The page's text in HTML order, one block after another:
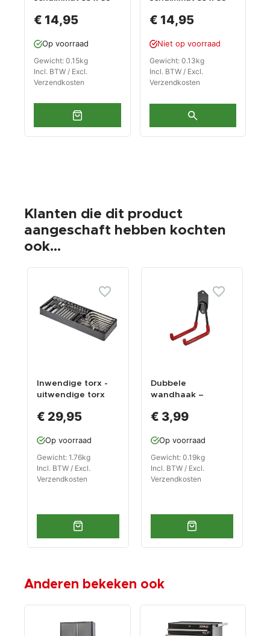
voor
n – 24 vakken
€ 14,95
Op voorraad
Gewicht: 0.15kg
Incl. BTW / Excl.
Verzendkosten
voor
n – 6 vakken.
€ 14,95
Niet op voorraad
Gewicht: 0.13kg
Incl. BTW / Excl.
Verzendkosten
Klanten die dit product
aangeschaft hebben kochten
ook...
Inwendige torx -
uitwendige torx
set 52 delig in
voor
en
€ 29,95
Op voorraad
Gewicht: 1.76kg
Incl. BTW / Excl.
Verzendkosten
Dubbele
wandhaak –
metaal 6 x 12,5 x
€ 3,99
Op voorraad
Gewicht: 0.19kg
Incl. BTW / Excl.
Verzendkosten
Anderen bekeken ook